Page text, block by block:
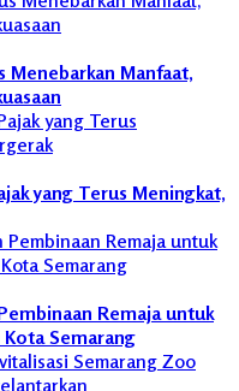
Manfaat,
yang Terus Meningkat,
Remaja untuk
Kota Semarang